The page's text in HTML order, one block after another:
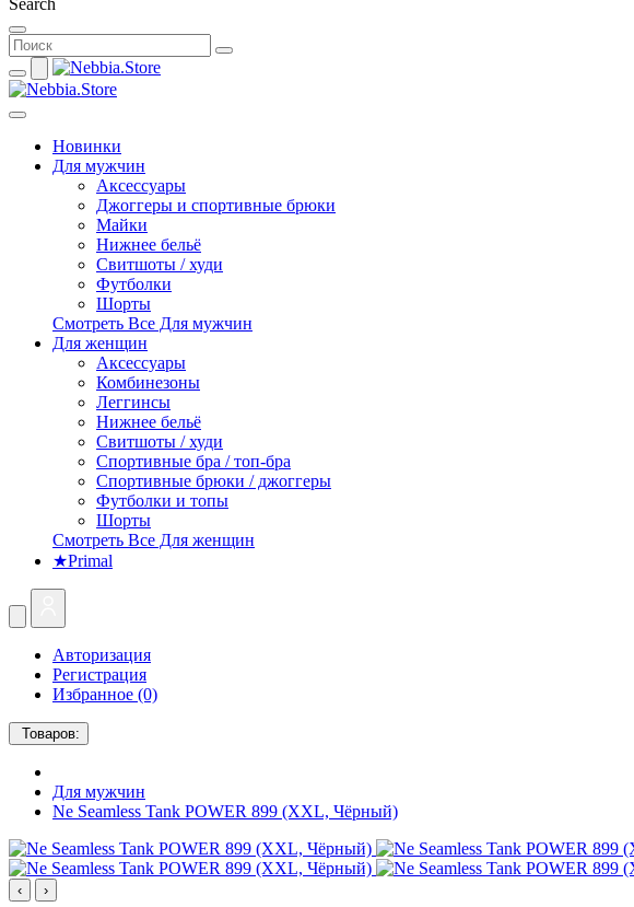
Search
Новинки
Для мужчин
Аксессуары
Джоггеры и спортивные брюки
Майки
Нижнее бельё
Свитшоты / худи
Футболки
Шорты
Смотреть Все Для мужчин
Для женщин
Аксессуары
Комбинезоны
Леггинсы
Нижнее бельё
Свитшоты / худи
Спортивные бра / топ-бра
Спортивные брюки / джоггеры
Футболки и топы
Шорты
Смотреть Все Для женщин
★Primal
Авторизация
Регистрация
Избранное (0)
Товаров:
Для мужчин
Ne Seamless Tank POWER 899 (XXL, Чёрный)
‹ ›